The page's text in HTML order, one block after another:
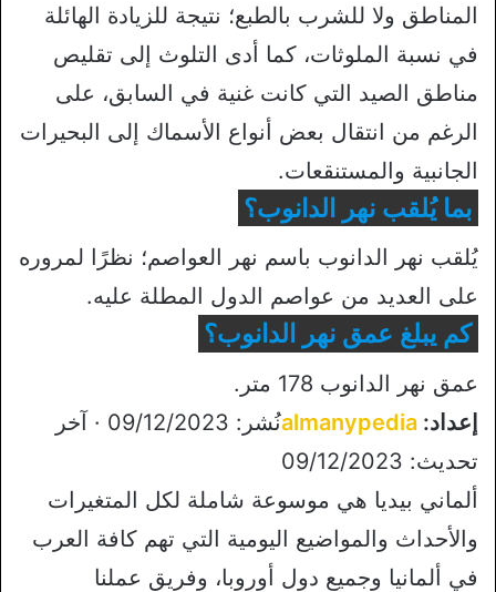
المناطق ولا للشرب بالطبع؛ نتيجة للزيادة الهائلة
في نسبة الملوثات، كما أدى التلوث إلى تقليص
مناطق الصيد التي كانت غنية في السابق، على
الرغم من انتقال بعض أنواع الأسماك إلى البحيرات
الجانبية والمستنقعات.
بما يُلقب نهر الدانوب؟
يُلقب نهر الدانوب باسم نهر العواصم؛ نظرًا لمروره
على العديد من عواصم الدول المطلة عليه.
كم يبلغ عمق نهر الدانوب؟
عمق نهر الدانوب 178 متر.
إعداد: almanypedia
نُشر: 09/12/2023 · آخر
تحديث: 09/12/2023
ألماني بيديا هي موسوعة شاملة لكل المتغيرات
والأحداث والمواضيع اليومية التي تهم كافة العرب
في ألمانيا وجميع دول أوروبا، وفريق عملنا